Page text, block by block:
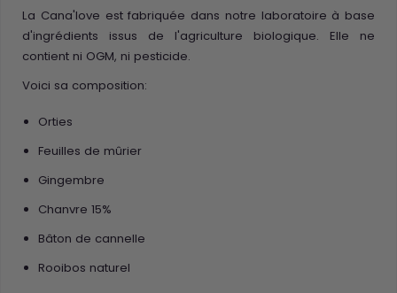
La Cana'love est fabriquée dans notre laboratoire à base
d'ingrédients issus de l'agriculture biologique. Elle ne
contient ni OGM, ni pesticide.
Voici sa composition:
Orties
Feuilles de mûrier
Gingembre
Chanvre 15%
Bâton de cannelle
Rooibos naturel